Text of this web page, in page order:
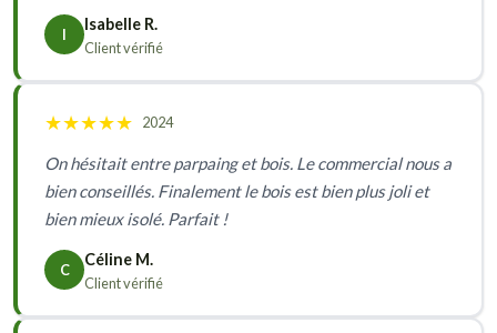
I
Isabelle R.
Client vérifié
★★★★★ 2024
On hésitait entre parpaing et bois. Le commercial nous a
bien conseillés. Finalement le bois est bien plus joli et
bien mieux isolé. Parfait !
C
Céline M.
Client vérifié